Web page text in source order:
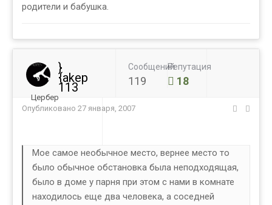
родители и бабушка.
}
{akep
113
Цербер
Сообщений
119
Репутация
18
Опубликовано 27 января, 2007
Мое самое необычное место, вернее место то
было обычное обстановка была неподходящая,
было в доме у парня при этом с нами в комнате
находилось еще два человека, а соседней